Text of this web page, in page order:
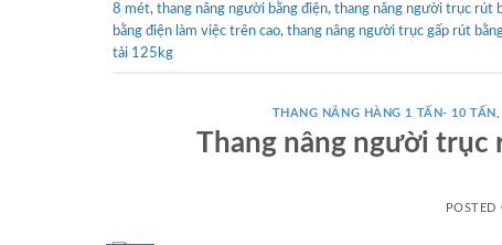
8 mét, thang nâng người bằng điện, thang nâng người trục rút
bằng điện làm việc trên cao, thang nâng người trục gấp rút
tải 125kg
THANG NÂNG HÀNG 1 TẤN- 10 TẤN,
Thang nâng người trục